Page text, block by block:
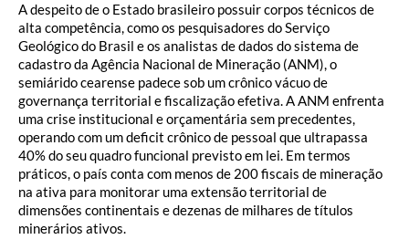
A despeito de o Estado brasileiro possuir corpos técnicos de
alta competência, como os pesquisadores do Serviço
Geológico do Brasil e os analistas de dados do sistema de
cadastro da Agência Nacional de Mineração (ANM), o
semiárido cearense padece sob um crônico vácuo de
governança territorial e fiscalização efetiva. A ANM enfrenta
uma crise institucional e orçamentária sem precedentes,
operando com um deficit crônico de pessoal que ultrapassa
40% do seu quadro funcional previsto em lei. Em termos
práticos, o país conta com menos de 200 fiscais de mineração
na ativa para monitorar uma extensão territorial de
dimensões continentais e dezenas de milhares de títulos
minerários ativos.